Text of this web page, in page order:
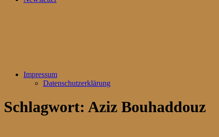
Impressum
Datenschutzerklärung
Schlagwort: Aziz Bouhaddouz